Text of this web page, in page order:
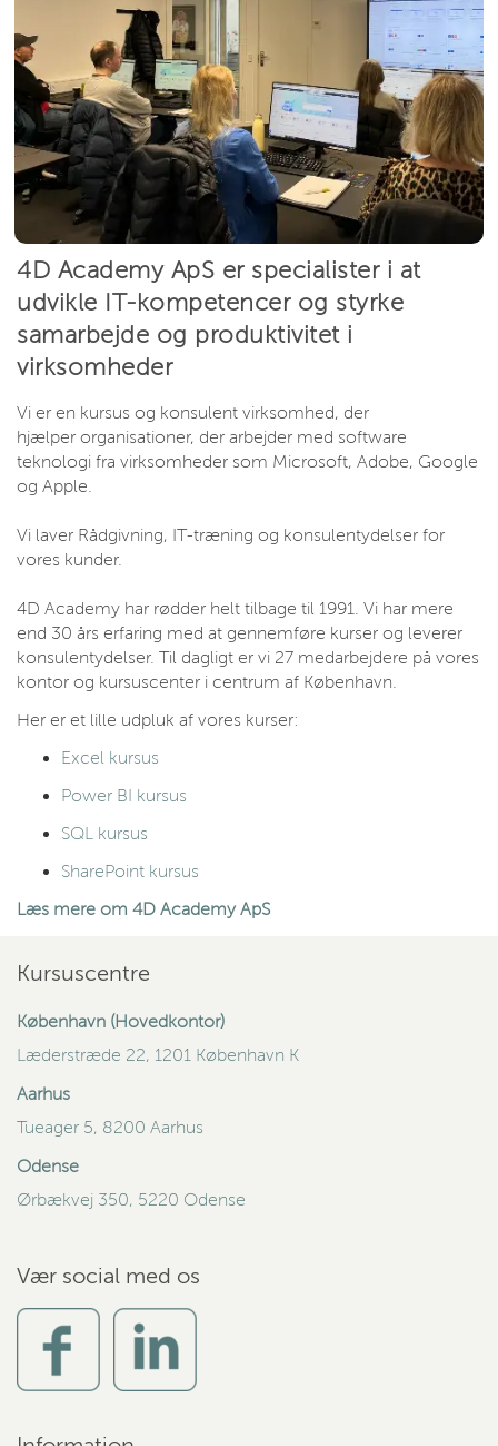
4D Academy ApS er specialister i at
udvikle IT-kompetencer og styrke
samarbejde og produktivitet i
virksomheder
Vi er en kursus og konsulent virksomhed, der
hjælper organisationer, der arbejder med software
teknologi fra virksomheder som Microsoft, Adobe, Google
og Apple.
Vi laver Rådgivning, IT-træning og konsulentydelser for
vores kunder.
4D Academy har rødder helt tilbage til 1991. Vi har mere
end 30 års erfaring med at gennemføre kurser og leverer
konsulentydelser. Til dagligt er vi 27 medarbejdere på vores
kontor og kursuscenter i centrum af København.
Her er et lille udpluk af vores kurser:
Excel kursus
Power BI kursus
SQL kursus
SharePoint kursus
Læs mere om 4D Academy ApS
Kursuscentre
København (Hovedkontor)
Læderstræde 22, 1201 København K
Aarhus
Tueager 5, 8200 Aarhus
Odense
Ørbækvej 350, 5220 Odense
Vær social med os